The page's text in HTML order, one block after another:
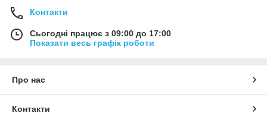
Контакти
Сьогодні працює з 09:00 до 17:00
Показати весь графік роботи
Про нас
Контакти